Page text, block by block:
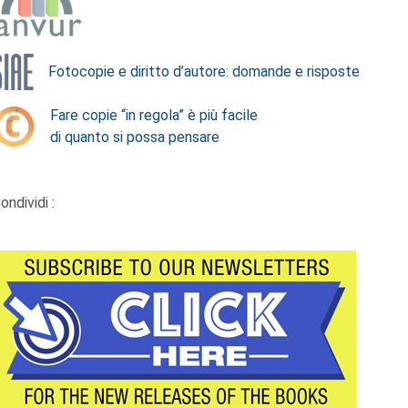
Fotocopie e diritto d’autore: domande e risposte
Fare copie “in regola” è più facile
di quanto si possa pensare
: